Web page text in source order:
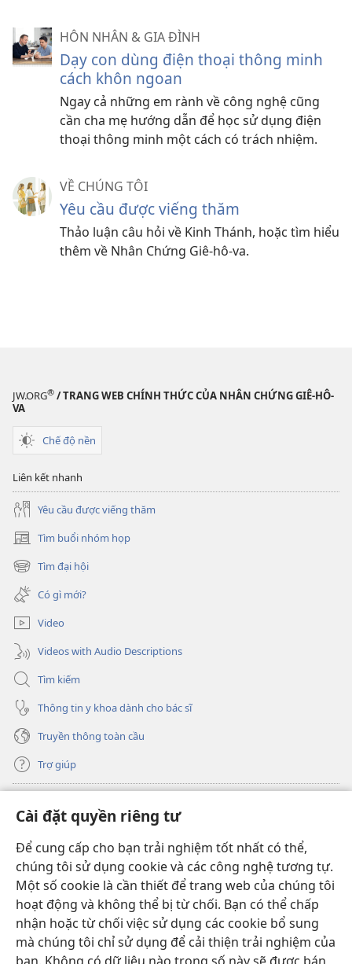
Cài đặt quyền riêng tư
Để cung cấp cho bạn trải nghiệm tốt nhất có thể,
chúng tôi sử dụng cookie và các công nghệ tương tự.
Một số cookie là cần thiết để trang web của chúng tôi
hoạt động và không thể bị từ chối. Bạn có thể chấp
nhận hoặc từ chối việc sử dụng các cookie bổ sung
mà chúng tôi chỉ sử dụng để cải thiện trải nghiệm của
HÔN NHÂN & GIA ĐÌNH
Dạy con dùng điện thoại thông minh
cách khôn ngoan
Ngay cả những em rành về công nghệ cũng
cần cha mẹ hướng dẫn để học sử dụng điện
thoại thông minh một cách có trách nhiệm.
VỀ CHÚNG TÔI
Yêu cầu được viếng thăm
Thảo luận câu hỏi về Kinh Thánh, hoặc tìm hiểu
thêm về Nhân Chứng Giê-hô-va.
JW.ORG® / TRANG WEB CHÍNH THỨC CỦA NHÂN CHỨNG GIÊ-HÔ-
VA
Chế độ nền
Liên kết nhanh
Yêu cầu được viếng thăm
Tìm buổi nhóm họp
(mở
cửa
sổ
mới)
Tìm đại hội
(mở
cửa
sổ
mới)
Có gì mới?
Video
Videos with Audio Descriptions
Tìm kiếm
Thông tin y khoa dành cho bác sĩ
Truyền thông toàn cầu
Trợ giúp
(mở
cửa
sổ
mới)
THƯ VIỆN TRỰC TUYẾN Tháp Canh
(mở
cửa
sổ
mới)
JW Hub ®
(mở
cửa
sổ
mới)
JW Library
Thư viện Tháp Canh